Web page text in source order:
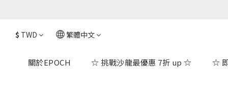
$ TWD 繁體中文
關於EPOCH ☆ 挑戰沙龍最優惠 7折 up ☆ ☆